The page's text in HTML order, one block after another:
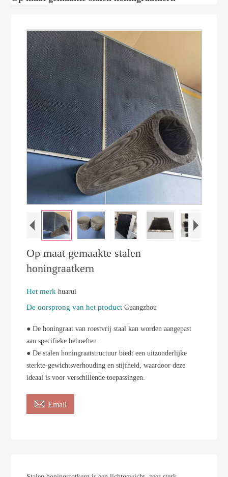
Op maat gemaakte stalen
honingraatkern
Het merkhuarui
De oorsprong van het productGuangzhou
● De honingraat van roestvrij staal kan worden aangepast
aan specifieke behoeften.
● De stalen honingraatstructuur biedt een uitzonderlijke
sterkte-gewichtsverhouding en stijfheid, waardoor deze
ideaal is voor verschillende toepassingen.
 Email